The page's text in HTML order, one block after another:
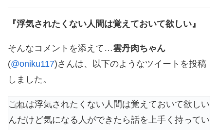
『浮気されたくない人間は覚えておいて欲しい』
そんなコメントを添えて…雲丹肉ちゃん
(@oniku117)さんは、以下のようなツイートを投稿
しました。
これは浮気されたくない人間は覚えておいて欲しい
んだけど気になる人ができたら話を上手く持ってい